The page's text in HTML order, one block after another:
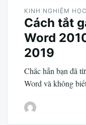
KINH NGHIỆM
Cách tắt
Word
2019
Chắc hẳn bạn đã
Word và không